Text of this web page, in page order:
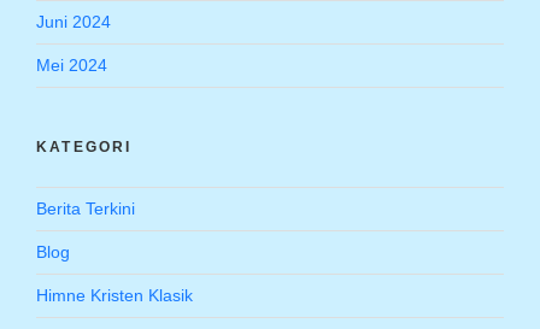
Juni 2024
Mei 2024
KATEGORI
Berita Terkini
Blog
Himne Kristen Klasik